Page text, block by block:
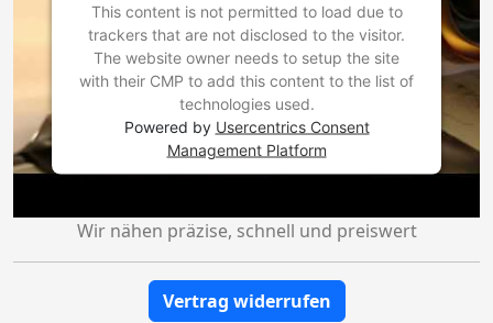
This content is not permitted to load due to
trackers that are not disclosed to the visitor.
The website owner needs to setup the site
with their CMP to add this content to the list of
technologies used.
Powered by Usercentrics Consent
Management Platform
Wir nähen präzise, schnell und preiswert
Vertrag widerrufen